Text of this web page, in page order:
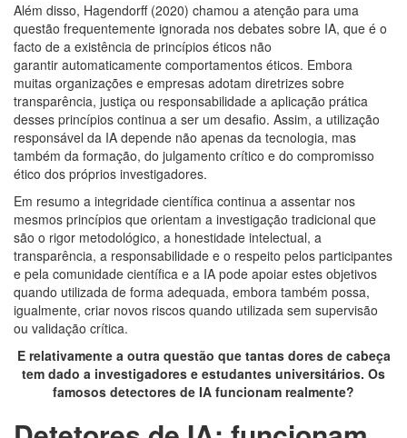
Além disso, Hagendorff (2020) chamou a atenção para uma
questão frequentemente ignorada nos debates sobre IA, que é o
facto de a existência de princípios éticos não
garantir automaticamente comportamentos éticos. Embora
muitas organizações e empresas adotam diretrizes sobre
transparência, justiça ou responsabilidade a aplicação prática
desses princípios continua a ser um desafio. Assim, a utilização
responsável da IA depende não apenas da tecnologia, mas
também da formação, do julgamento crítico e do compromisso
ético dos próprios investigadores.
Em resumo a integridade científica continua a assentar nos
mesmos princípios que orientam a investigação tradicional que
são o rigor metodológico, a honestidade intelectual, a
transparência, a responsabilidade e o respeito pelos participantes
e pela comunidade científica e a IA pode apoiar estes objetivos
quando utilizada de forma adequada, embora também possa,
igualmente, criar novos riscos quando utilizada sem supervisão
ou validação crítica.
E relativamente a outra questão que tantas dores de cabeça
tem dado a investigadores e estudantes universitários. Os
famosos detectores de IA funcionam realmente?